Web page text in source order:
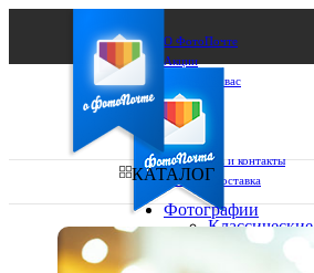
О ФотоПочте
Акции
Сделаем за вас
Бизнесу
FAQ
Франшиза
Поддержка и контакты
Оплата и доставка
КАТАЛОГ
Фотографии
Классические
10х10